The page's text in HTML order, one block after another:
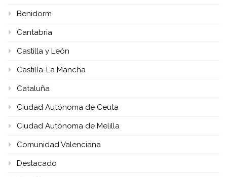
Benidorm
Cantabria
Castilla y León
Castilla-La Mancha
Cataluña
Ciudad Autónoma de Ceuta
Ciudad Autónoma de Melilla
Comunidad Valenciana
Destacado